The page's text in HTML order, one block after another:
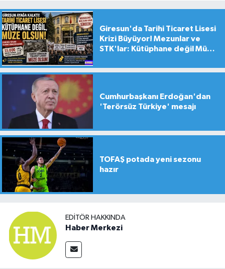
Giresun'da Tarihi Ticaret Lisesi
Krizi Büyüyor! Mezunlar ve
STK'lar: Kütüphane değil Müze
Cumhurbaşkanı Erdoğan'dan
'Terörsüz Türkiye' mesajı
TOFAŞ potada yeni sezonu
hazır
EDITÖR HAKKINDA
Haber Merkezi